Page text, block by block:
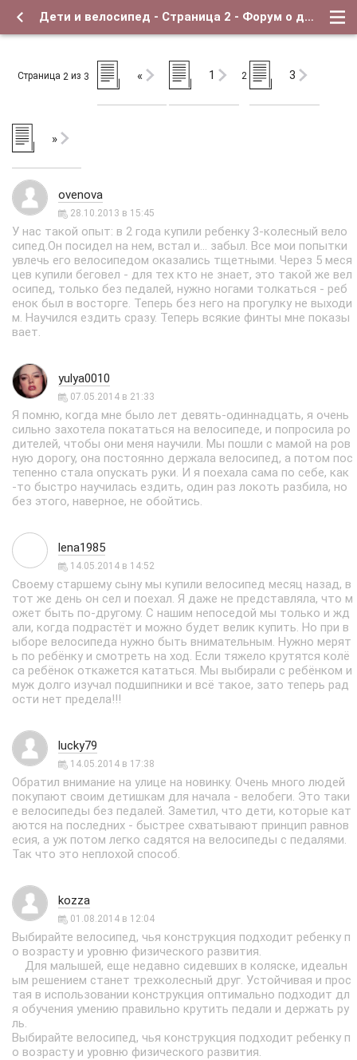
Дети и велосипед - Страница 2 - Форум о детях и для их родителей
Страница 2 из 3 « 1 2 3
»
ovenova
28.10.2013 в 15:45
У нас такой опыт: в 2 года купили ребенку 3-колесный вело
сипед.Он посидел на нем, встал и... забыл. Все мои попытки
увлечь его велосипедом оказались тщетными. Через 5 меся
цев купили беговел - для тех кто не знает, это такой же вел
осипед, только без педалей, нужно ногами толкаться - реб
енок был в восторге. Теперь без него на прогулку не выходи
м. Научился ездить сразу. Теперь всякие финты мне показы
вает.
yulya0010
07.05.2014 в 21:33
Я помню, когда мне было лет девять-одиннадцать, я очень
сильно захотела покататься на велосипеде, и попросила ро
дителей, чтобы они меня научили. Мы пошли с мамой на ров
ную дорогу, она постоянно держала велосипед, а потом пос
тепенно стала опускать руки. И я поехала сама по себе, как
-то быстро научилась ездить, один раз локоть разбила, но
без этого, наверное, не обойтись.
lena1985
14.05.2014 в 14:52
Своему старшему сыну мы купили велосипед месяц назад, в
тот же день он сел и поехал. Я даже не представляла, что м
ожет быть по-другому. С нашим непоседой мы только и жд
али, когда подрастёт и можно будет велик купить. Но при в
ыборе велосипеда нужно быть внимательным. Нужно мерят
ь по ребёнку и смотреть на ход. Если тяжело крутятся колё
са ребёнок откажется кататься. Мы выбирали с ребёнком и
муж долго изучал подшипники и всё такое, зато теперь рад
ости нет предела!!!
lucky79
14.05.2014 в 17:38
Обратил внимание на улице на новинку. Очень много людей
покупают своим детишкам для начала - велобеги. Это таки
е велосипеды без педалей. Заметил, что дети, которые кат
аются на последних - быстрее схватывают принцип равнов
есия, а уж потом легко садятся на велосипеды с педалями.
Так что это неплохой способ.
kozza
01.08.2014 в 12:04
Выбирайте велосипед, чья конструкция подходит ребенку п
о возрасту и уровню физического развития.
Для малышей, еще недавно сидевших в коляске, идеальн
ым решением станет трехколесный друг. Устойчивая и прос
тая в использовании конструкция оптимально подходит дл
я обучения умению правильно крутить педали и держать ру
ль.
Выбирайте велосипед, чья конструкция подходит ребенку п
о возрасту и уровню физического развития.